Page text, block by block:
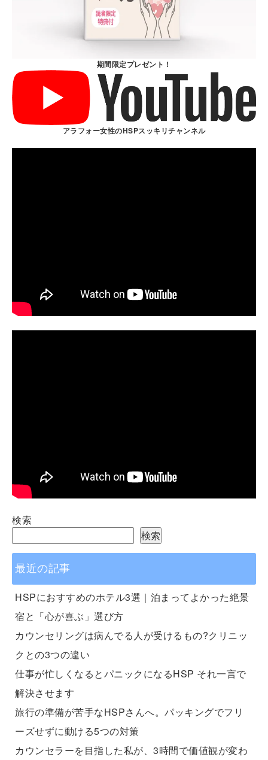
期間限定プレゼント！
アラフォー女性のHSPスッキリチャンネル
検索
検索
最近の記事
HSPにおすすめのホテル3選｜泊まってよかった絶景
宿と「心が喜ぶ」選び方
カウンセリングは病んでる人が受けるもの?クリニッ
クとの3つの違い
仕事が忙しくなるとパニックになるHSP それ一言で
解決させます
旅行の準備が苦手なHSPさんへ。パッキングでフリ
ーズせずに動ける5つの対策
カウンセラーを目指した私が、3時間で価値観が変わ